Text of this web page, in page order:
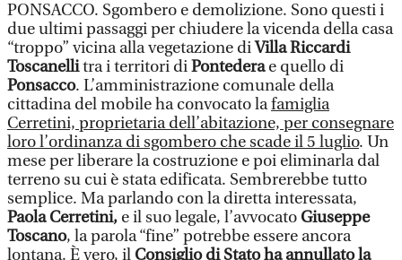
PONSACCO. Sgombero e demolizione. Sono questi i
due ultimi passaggi per chiudere la vicenda della casa
“troppo” vicina alla vegetazione diVilla Riccardi
Toscanellitra i territori diPontederae quello di
Ponsacco. L’amministrazione comunale della
cittadina del mobile ha convocato lafamiglia
Cerretini, proprietaria dell’abitazione, per consegnare
loro l’ordinanza di sgombero che scade il 5 luglio. Un
mese per liberare la costruzione e poi eliminarla dal
terreno su cui è stata edificata. Sembrerebbe tutto
semplice. Ma parlando con la diretta interessata,
Paola Cerretini, e il suo legale, l’avvocatoGiuseppe
Toscano, la parola “fine” potrebbe essere ancora
lontana. È vero, il Consiglio di Stato ha annullato la